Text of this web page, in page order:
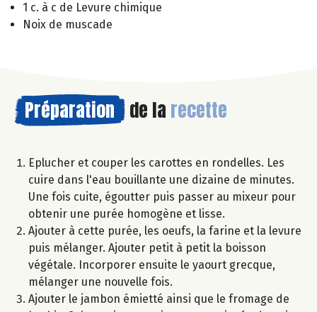
1 c. à c de Levure chimique
Noix de muscade
Préparation de la recette
Eplucher et couper les carottes en rondelles. Les
cuire dans l'eau bouillante une dizaine de minutes.
Une fois cuite, égoutter puis passer au mixeur pour
obtenir une purée homogène et lisse.
Ajouter à cette purée, les oeufs, la farine et la levure
puis mélanger. Ajouter petit à petit la boisson
végétale. Incorporer ensuite le yaourt grecque,
mélanger une nouvelle fois.
Ajouter le jambon émietté ainsi que le fromage de